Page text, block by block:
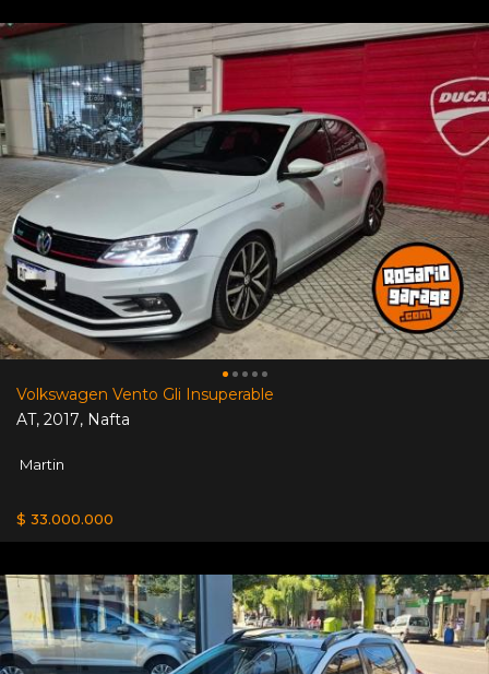
Volkswagen Vento Gli Insuperable
AT, 2017, Nafta
Martin
$ 33.000.000